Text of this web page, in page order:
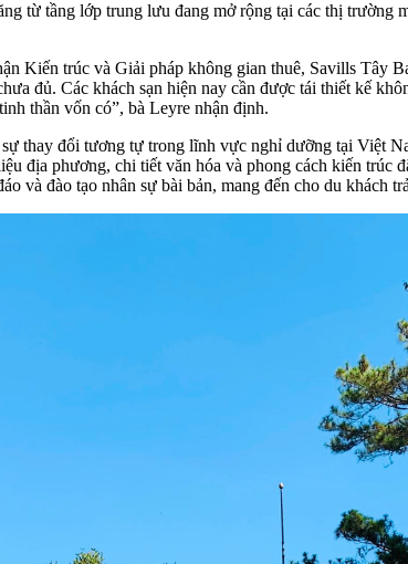
từ tầng lớp trung lưu đang mở rộng tại các thị
Kiến trúc và Giải pháp không gian thuê, Savills Tây
đủ. Các khách sạn hiện nay cần được tái thiết kế
thần vốn có”, bà Leyre nhận định.
thay đổi tương tự trong lĩnh vực nghỉ dưỡng tại Việt
địa phương, chi tiết văn hóa và phong cách kiến
và đào tạo nhân sự bài bản, mang đến cho du khách